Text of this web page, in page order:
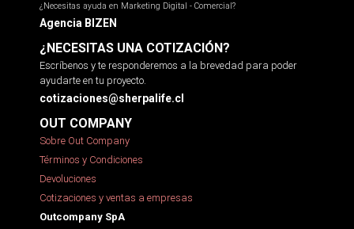
¿Necesitas ayuda en Marketing Digital - Comercial?
Agencia BIZEN
¿NECESITAS UNA COTIZACIÓN?
Escríbenos y te responderemos a la brevedad para poder
ayudarte en tu proyecto.
cotizaciones@sherpalife.cl
OUT COMPANY
Sobre Out Company
Términos y Condiciones
Devoluciones
Cotizaciones y ventas a empresas
Outcompany SpA